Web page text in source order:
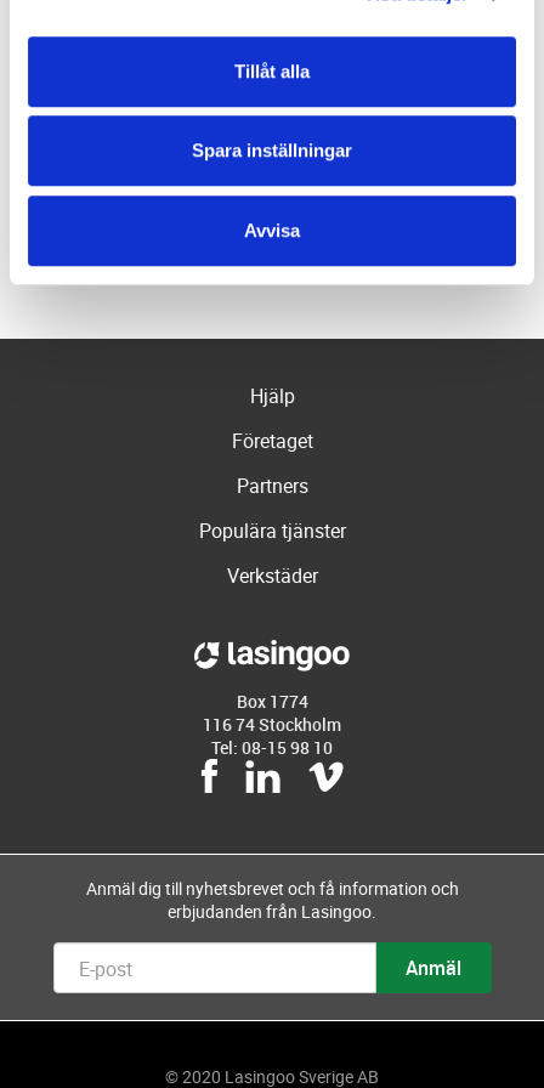
Tillåt alla
Spara inställningar
Avvisa
Däckmontering Hjulinställning Bromsbyte
Se fler
Hjälp
Företaget
Partners
Populära tjänster
Verkstäder
Box 1774
116 74 Stockholm
Tel: 08-15 98 10
Anmäl dig till nyhetsbrevet och få information och
erbjudanden från Lasingoo.
© 2020 Lasingoo Sverige AB